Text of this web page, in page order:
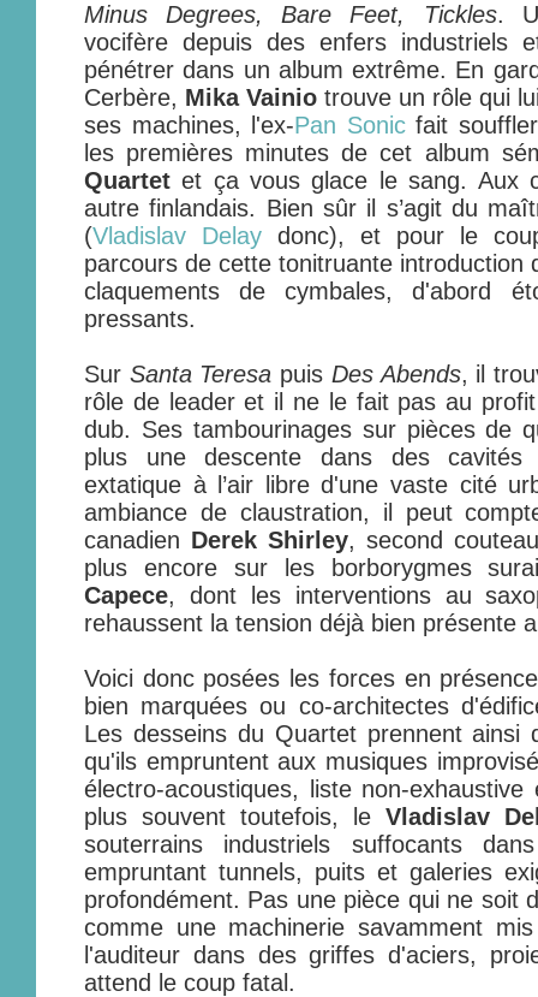
Minus Degrees, Bare Feet, Tickles.
vocifère depuis des enfers industriels
pénétrer dans un album extrême. En
Cerbère, Mika Vainio trouve un rôle qui
ses machines, l'ex-Pan Sonicfait
les premières minutes de cet album
Quartet et ça vous glace le sang. Aux
autre finlandais. Bien sûr il s’agit du
(Vladislav Delay donc), et pour le
parcours de cette tonitruante introduction
claquements de cymbales, d'abord
pressants.
Sur Santa Teresa puis Des Abends, il
rôle de leader et il ne le fait pas au
dub. Ses tambourinages sur pièces de
plus une descente dans des cavités
extatique à l’air libre d'une vaste cité
ambiance de claustration, il peut
canadien Derek Shirley, second
plus encore sur les borborygmes
Capece, dont les interventions au
rehaussent la tension déjà bien présente
Voici donc posées les forces en
bien marquées ou co-architectes
Les desseins du Quartet prennent ainsi
qu'ils empruntent aux musiques
électro-acoustiques, liste non-
plus souvent toutefois, le Vladislav
souterrains industriels suffocants
empruntant tunnels, puits et galeries
profondément. Pas une pièce qui ne soit
comme une machinerie savamment
l'auditeur dans des griffes d'aciers,
attend le coup fatal.